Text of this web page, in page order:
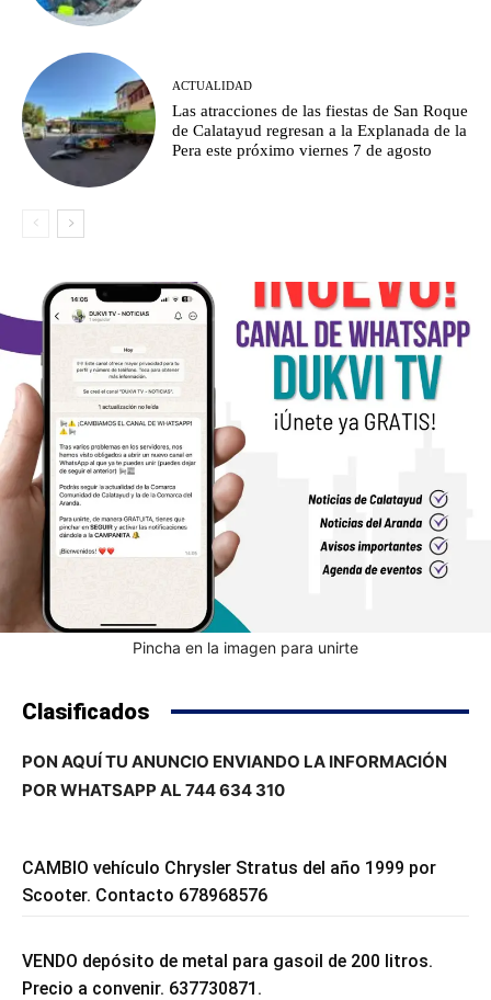
ACTUALIDAD
Las atracciones de las fiestas de San Roque
de Calatayud regresan a la Explanada de la
Pera este próximo viernes 7 de agosto
Pincha en la imagen para unirte
Clasificados
PON AQUÍ TU ANUNCIO ENVIANDO LA INFORMACIÓN
POR WHATSAPP AL 744 634 310
CAMBIO vehículo Chrysler Stratus del año 1999 por
Scooter. Contacto 678968576
VENDO depósito de metal para gasoil de 200 litros.
Precio a convenir. 637730871.